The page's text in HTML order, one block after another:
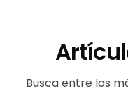
Busca entre los